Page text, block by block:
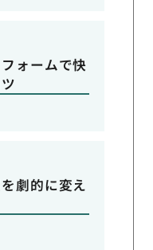
ォームで快
劇的に変え